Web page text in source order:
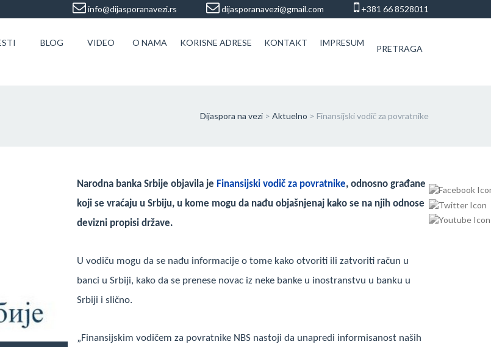
info@dijasporanavezi.rs dijasporanavezi@gmail.com +381 66 8528011
BLOG VIDEO O NAMA KORISNE ADRESE KONTAKT IMPRESUM
PRETRAGA
Dijaspora na vezi > Aktuelno > Finansijski vodič za povratnike
Narodna banka Srbije objavila je Finansijski vodič za povratnike, odnosno građane
koji se vraćaju u Srbiju, u kome mogu da nađu objašnjenaj kako se na njih odnose
devizni propisi države.
U vodiču mogu da se nađu informacije o tome kako otvoriti ili zatvoriti račun u
banci u Srbiji, kako da se prenese novac iz neke banke u inostranstvu u banku u
Srbiji i slično.
„Finansijskim vodičem za povratnike NBS nastoji da unapredi informisanost naših